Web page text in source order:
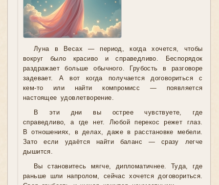
Луна в Весах — период, когда хочется, чтобы
вокруг было красиво и справедливо. Беспорядок
раздражает больше обычного. Грубость в разговоре
задевает. А вот когда получается договориться с
кем-то или найти компромисс — появляется
настоящее удовлетворение.
В эти дни вы острее чувствуете, где
справедливо, а где нет. Любой перекос режет глаз.
В отношениях, в делах, даже в расстановке мебели.
Зато если удаётся найти баланс — сразу легче
дышится.
Вы становитесь мягче, дипломатичнее. Туда, где
раньше шли напролом, сейчас хочется договориться.